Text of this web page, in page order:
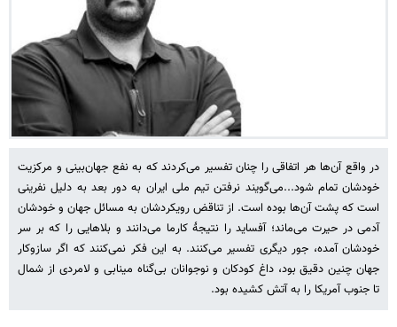
در واقع آن‌ها هر اتفاقی را چنان تفسیر می‌کردند که به نفع جهان‌بینی و مرکزیت
خودشان تمام شود...می‌گویند نرفتن تیم ملی ایران به دور بعد به دلیل نفرینی
است که پشت آن‌ها بوده است. از تناقض رویکردشان به مسائل جهان و خودشان
آدمی در حیرت می‌ماند؛ آفساید را نتیجهٔ کارما می‌دانند و بلاهایی را که بر سر
خودشان آمده، جور دیگری تفسیر می‌کنند. به این فکر نمی‌کنند که اگر سازوکار
جهان چنین دقیق بود، داغ کودکان و نوجوانان بی‌گناه مینابی و لامردی از شمال
تا جنوب آمریکا را به آتش کشیده بود.